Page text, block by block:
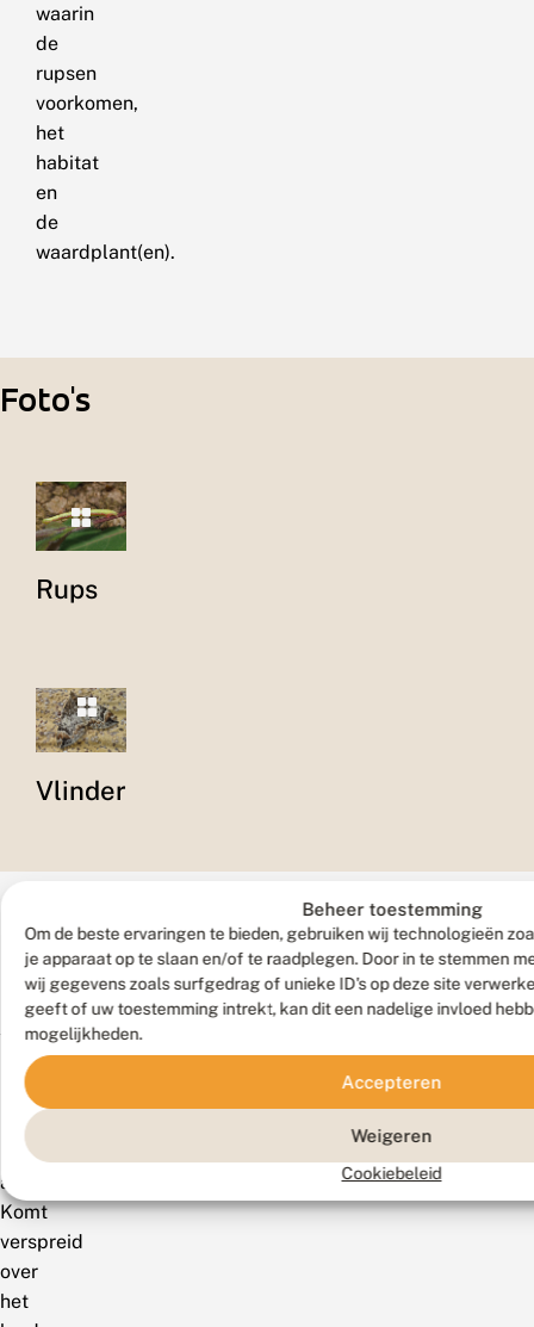
Beheer toestemming
Om de beste ervaringen te bieden, gebruiken wij technologieën
je apparaat op te slaan en/of te raadplegen. Door in te stemmen
wij gegevens zoals surfgedrag of unieke ID's op deze site
geeft of uw toestemming intrekt, kan dit een nadelige invloed
mogelijkheden.
Accepteren
Weigeren
Cookiebeleid
waarin
de
rupsen
voorkomen,
het
habitat
en
de
waardplant(en).
Foto's
Rups
Vlinder
Verspreiding
Zeldzaamheid
Zeer
algemeen.
Komt
verspreid
over
het